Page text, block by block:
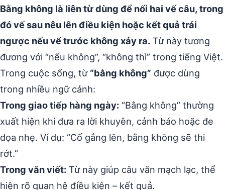
Bằng không là liên từ dùng để nối hai vế câu, trong
đó vế sau nêu lên điều kiện hoặc kết quả trái
ngược nếu vế trước không xảy ra. Từ này tương
đương với “nếu không”, “không thì” trong tiếng Việt.
Trong cuộc sống, từ “bằng không” được dùng
trong nhiều ngữ cảnh:
Trong giao tiếp hàng ngày: “Bằng không” thường
xuất hiện khi đưa ra lời khuyên, cảnh báo hoặc đe
dọa nhẹ. Ví dụ: “Cố gắng lên, bằng không sẽ thi
rớt.”
Trong văn viết: Từ này giúp câu văn mạch lạc, thể
hiện rõ quan hệ điều kiện – kết quả.